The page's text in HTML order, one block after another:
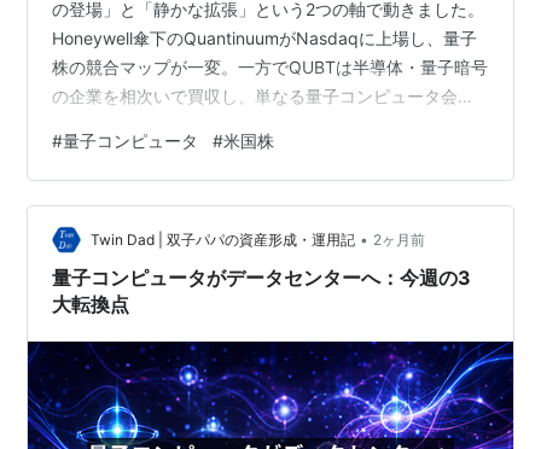
の登場」と「静かな拡張」という2つの軸で動きました。
Honeywell傘下のQuantinuumがNasdaqに上場し、量子
株の競合マップが一変。一方でQUBTは半導体・量子暗号
の企業を相次いで買収し、単なる量子コンピュータ会社
す。それぞれの意味合いを整理します。 Quantinuum上
場とIonQ急落：量子株に流れた「乗り換え資金」の正体
2026年6月4日、Honeywellのスピンオフである
Quantinuum(QNT)がNasdaq市場に上場しました。IPO
価格は1株60ドルで、初値は68…
#量子コンピュータ #米国株
Twin Dad | 双子パパの資産形成・運用記 • 2ヶ月前
量子コンピュータがデータセンターへ：今週の3
大転換点